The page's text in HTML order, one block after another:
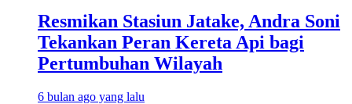
Resmikan Stasiun Jatake, Andra Soni
Tekankan Peran Kereta Api bagi
Pertumbuhan Wilayah
6 bulan ago yang lalu